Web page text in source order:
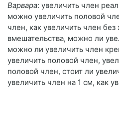
Варвара: увеличить член
можно увеличить половой
член, как увеличить член без
вмешательства, можно ли
можно ли увеличить член
увеличить половой член,
половой член, стоит ли
увеличить член на 1 см, как